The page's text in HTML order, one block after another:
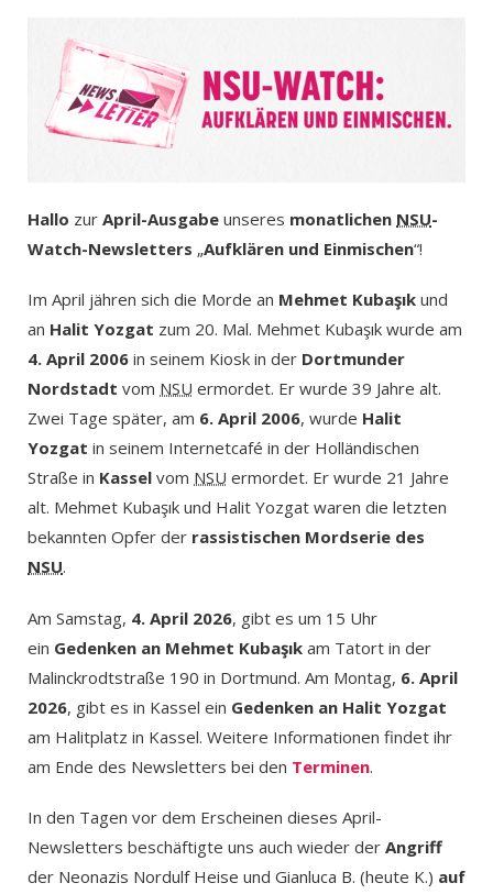
Hallo zur April-Ausgabe unseres monatlichen NSU-
Watch-Newsletters „Aufklären und Einmischen“!
Im April jähren sich die Morde an Mehmet Kubaşık und
an Halit Yozgat zum 20. Mal. Mehmet Kubaşık wurde am
4. April 2006 in seinem Kiosk in der Dortmunder
Nordstadt vom NSU ermordet. Er wurde 39 Jahre alt.
Zwei Tage später, am 6. April 2006, wurde Halit
Yozgat in seinem Internetcafé in der Holländischen
Straße in Kassel vom NSU ermordet. Er wurde 21 Jahre
alt. Mehmet Kubaşık und Halit Yozgat waren die letzten
bekannten Opfer der rassistischen Mordserie des
NSU.
Am Samstag, 4. April 2026, gibt es um 15 Uhr
ein Gedenken an Mehmet Kubaşık am Tatort in der
Malinckrodtstraße 190 in Dortmund. Am Montag, 6. April
2026, gibt es in Kassel ein Gedenken an Halit Yozgat
am Halitplatz in Kassel. Weitere Informationen findet ihr
am Ende des Newsletters bei den Terminen.
In den Tagen vor dem Erscheinen dieses April-
Newsletters beschäftigte uns auch wieder der Angriff
der Neonazis Nordulf Heise und Gianluca B. (heute K.) auf